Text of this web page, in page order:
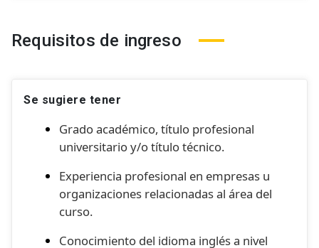
Requisitos de ingreso
Se sugiere tener
Grado académico, título profesional
universitario y/o título técnico.
Experiencia profesional en empresas u
organizaciones relacionadas al área del
curso.
Conocimiento del idioma inglés a nivel